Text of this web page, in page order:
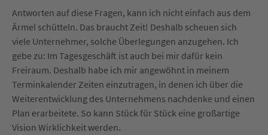
Antworten auf diese Fragen, kann ich nicht einfach aus dem
Ärmel schütteln. Das braucht Zeit! Deshalb scheuen sich
viele Unternehmer, solche Überlegungen anzugehen. Ich
gebe zu: Im Tagesgeschäft ist auch bei mir dafür kein
Freiraum. Deshalb habe ich mir angewöhnt in meinem
Terminkalender Zeiten einzutragen, in denen ich über die
Weiterentwicklung des Unternehmens nachdenke und einen
Plan erarbeitete. So kann Stück für Stück eine großartige
Vision Wirklichkeit werden.